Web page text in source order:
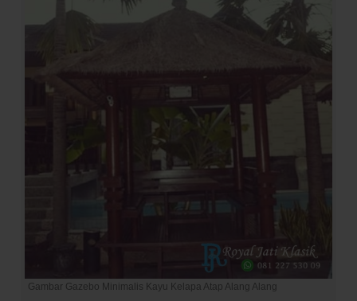
Gambar Gazebo Minimalis Kayu Kelapa Atap Alang Alang